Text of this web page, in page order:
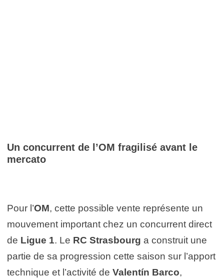
Un concurrent de l’OM fragilisé avant le
mercato
Pour l’OM, cette possible vente représente un
mouvement important chez un concurrent direct
de Ligue 1. Le RC Strasbourg a construit une
partie de sa progression cette saison sur l’apport
technique et l’activité de Valentín Barco,